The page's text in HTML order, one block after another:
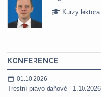
Kurzy lektora
KONFERENCE
01.10.2026
Trestní právo daňové - 1.10.2026